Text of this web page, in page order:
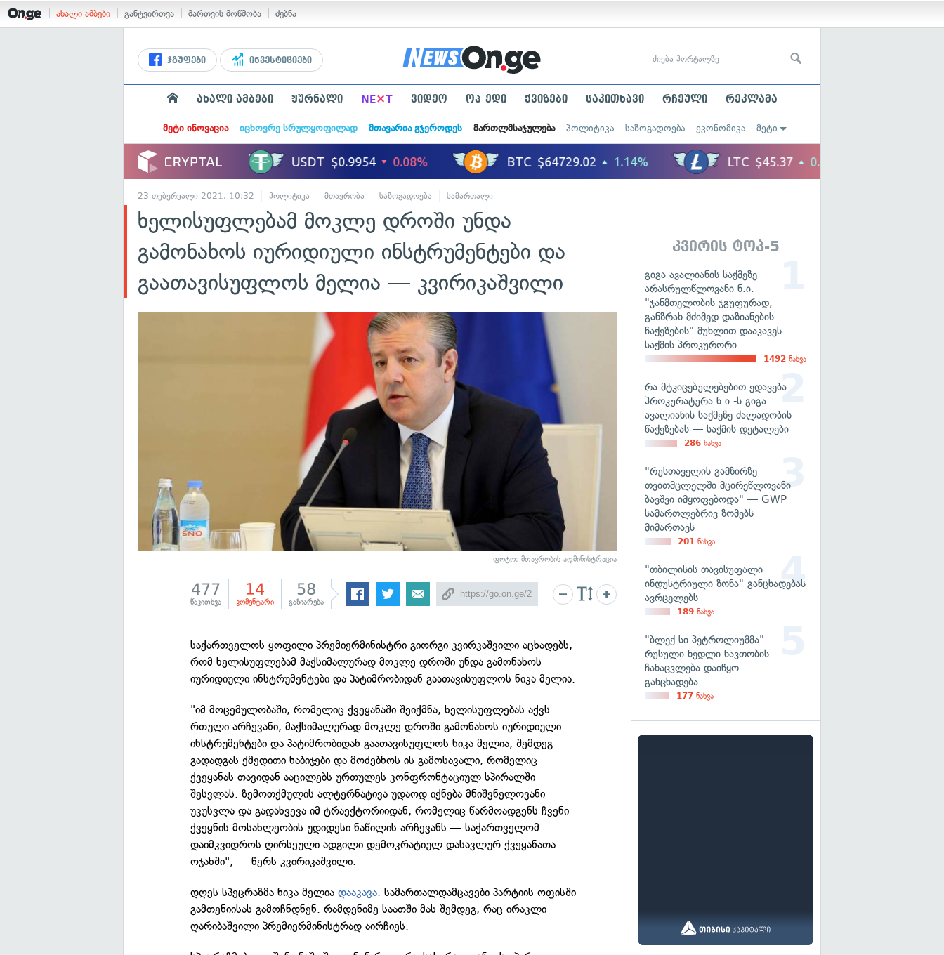
ახალი ამბები განტვირთვა მართვის მოწმობა ძებნა
ჯგუფები ინვესტიციები
ახალი ამბები ჟურნალი NE×T ვიდეო ოპ-ედი ქვიზები საკითხავი რჩეული რეკლამა
მეტი ინოვაცია იცხოვრე სრულყოფილად მთავარია გჯეროდეს მართლმსაჯულება პოლიტიკა საზოგადოება ეკონომიკა მეტი
23 თებერვალი 2021, 10:32 პოლიტიკა მთავრობა საზოგადოება სამართალი
ხელისუფლებამ მოკლე დროში უნდა
გამონახოს იურიდიული ინსტრუმენტები და
გაათავისუფლოს მელია — კვირიკაშვილი
ფოტო: მთავრობის ადმინისტრაცია
477
წაკითხვა
14
კომენტარი
58
გაზიარება
საქართველოს ყოფილი პრემიერმინისტრი გიორგი კვირკაშვილი აცხადებს,
რომ ხელისუფლებამ მაქსიმალურად მოკლე დროში უნდა გამონახოს
იურიდიული ინსტრუმენტები და პატიმრობიდან გაათავისუფლოს ნიკა მელია.
"იმ მოცემულობაში, რომელიც ქვეყანაში შეიქმნა, ხელისუფლებას აქვს
რთული არჩევანი, მაქსიმალურად მოკლე დროში გამონახოს იურიდიული
ინსტრუმენტები და პატიმრობიდან გაათავისუფლოს ნიკა მელია, შემდეგ
გადადგას ქმედითი ნაბიჯები და მოძებნოს ის გამოსავალი, რომელიც
ქვეყანას თავიდან ააცილებს ურთულეს კონფრონტაციულ სპირალში
შესვლას. ზემოთქმულის ალტერნატივა უდაოდ იქნება მნიშვნელოვანი
უკუსვლა და გადახვევა იმ ტრაექტორიიდან, რომელიც წარმოადგენს ჩვენი
ქვეყნის მოსახლეობის უდიდესი ნაწილის არჩევანს — საქართველომ
დაიმკვიდროს ღირსეული ადგილი დემოკრატიულ დასავლურ ქვეყანათა
ოჯახში", — წერს კვირიკაშვილი.
დღეს სპეცრაზმა ნიკა მელიადააკავა. სამართალდამცავები პარტიის ოფისში
გამთენიისას გამოჩნდნენ. რამდენიმე საათში მას შემდეგ, რაც ირაკლი
ღარიბაშვილი პრემიერმინისტრად აირჩიეს.
კვირის ტოპ-5
გიგა ავალიანის საქმეზე
არასრულწლოვანი ნ.ი.
"ჯანმთელობის ჯგუფურად,
განზრახ მძიმედ დაზიანების
წაქეზების" მუხლით დააკავეს —
საქმის პროკურორი
1492 ნახვა
რა მტკიცებულებებით ედავება
პროკურატურა ნ.ი.-ს გიგა
ავალიანის საქმეზე ძალადობის
წაქეზებას — საქმის დეტალები
286 ნახვა
"რუსთაველის გამზირზე
თვითმცლელში მცირეწლოვანი
ბავშვი იმყოფებოდა" — GWP
სამართლებრივ ზომებს
მიმართავს
201 ნახვა
"თბილისის თავისუფალი
ინდუსტრიული ზონა" განცხადებას
ავრცელებს
189 ნახვა
"ბლექ სი პეტროლიუმმა"
რუსული ნედლი ნავთობის
ჩანაცვლება დაიწყო —
განცხადება
177 ნახვა